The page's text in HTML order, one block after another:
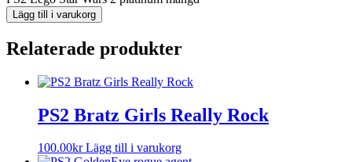
Lägg till i varukorg
Relaterade produkter
PS2 Bratz Girls Really Rock
100.00kr Lägg till i varukorg